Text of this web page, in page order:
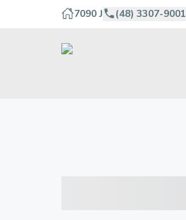
7090 J (48) 3307-9001